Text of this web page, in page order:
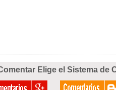
Elige el Sistema de